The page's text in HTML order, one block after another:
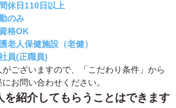
休日110日以上
のみ
格OK
老人保健施設（老健）
員(正職員)
ございますので、「こだわり条件」から
お問い合わせください。
を紹介してもらうことはできます